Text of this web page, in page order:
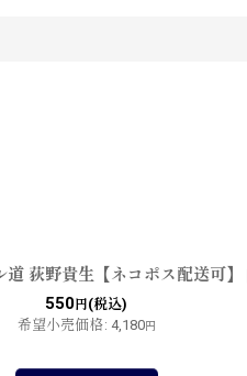
荻野貴生【ネコポス配送可】
550 円(税込)
希望小売価格: 4,180円